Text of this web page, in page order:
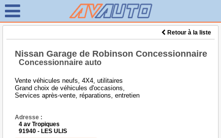
Retour à la liste
Nissan Garage de Robinson Concessionnaire
Concessionnaire auto
Vente véhicules neufs, 4X4, utilitaires
Grand choix de véhicules d'occasions,
Services après-vente, réparations, entretien
Adresse :
4 av Tropiques
91940 - LES ULIS